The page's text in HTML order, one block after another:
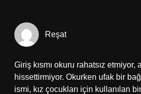
Reşat
Giriş kısmı okuru rahatsız
hissettirmiyor. Okurken ufak bir
ismi, kız çocukları için kullanılan